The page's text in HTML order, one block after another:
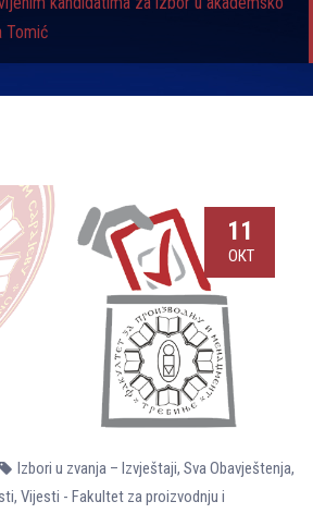
Tomić
11
ОКТ
Izbori u zvanja – Izvještaji, Sva Obavještenja,
, Vijesti - Fakultet za proizvodnju i